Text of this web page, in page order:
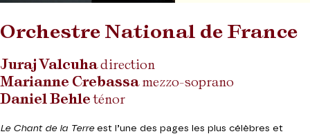
Orchestre National de France
Juraj Valcuhadirection
Marianne Crebassamezzo-soprano
Daniel Behleténor
Le Chant de la Terre est l’une des pages les plus célèbres et